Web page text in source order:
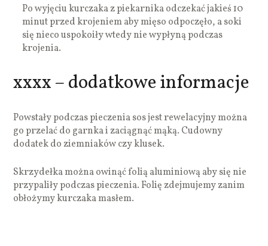
Po wyjęciu kurczaka z piekarnika odczekać jakieś 10
minut przed krojeniem aby mięso odpoczęło, a soki
się nieco uspokoiły wtedy nie wypłyną podczas
krojenia.
xxxx – dodatkowe informacje
Powstały podczas pieczenia sos jest rewelacyjny można
go przelać do garnka i zaciągnąć mąką. Cudowny
dodatek do ziemniaków czy klusek.
Skrzydełka można owinąć folią aluminiową aby się nie
przypaliły podczas pieczenia. Folię zdejmujemy zanim
obłożymy kurczaka masłem.